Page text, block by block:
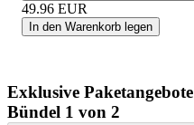
49.96 EUR
In den Warenkorb legen
Exklusive Paketangebote
Bündel 1 von 2